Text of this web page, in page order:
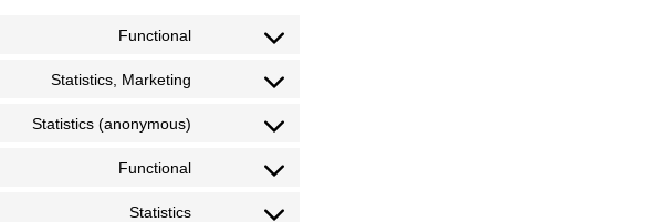
Functional
Statistics, Marketing
Statistics (anonymous)
Functional
Statistics